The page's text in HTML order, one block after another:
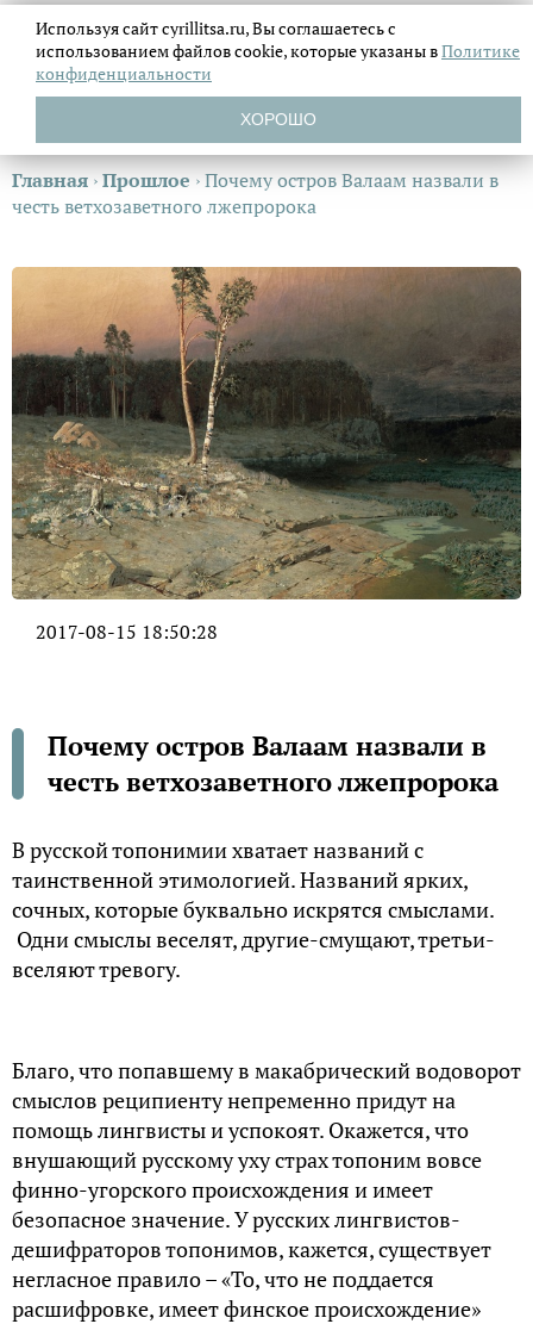
Главная ›Прошлое ›Почему остров Валаам назвали в
честь ветхозаветного лжепророка
2017-08-15 18:50:28
Почему остров Валаам назвали в
честь ветхозаветного лжепророка
В русской топонимии хватает названий с
таинственной этимологией. Названий ярких,
сочных, которые буквально искрятся смыслами.
Одни смыслы веселят, другие-смущают, третьи-
вселяют тревогу.
Благо, что попавшему в макабрический водоворот
смыслов реципиенту непременно придут на
помощь лингвисты и успокоят. Окажется, что
внушающий русскому уху страх топоним вовсе
финно-угорского происхождения и имеет
безопасное значение. У русских лингвистов-
дешифраторов топонимов, кажется, существует
негласное правило – «То, что не поддается
расшифровке, имеет финское происхождение»
Используя сайт cyrillitsa.ru, Вы соглашаетесь с
использованием файловcookie, которые указаны вПолитике
конфиденциальности
ХОРОШО